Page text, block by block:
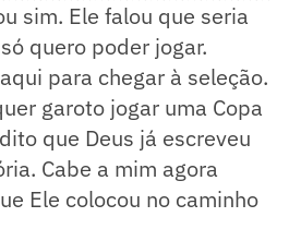
sim. Ele falou que seria
quero poder jogar.
para chegar à seleção.
garoto jogar uma Copa
que Deus já escreveu
Cabe a mim agora
Ele colocou no caminho